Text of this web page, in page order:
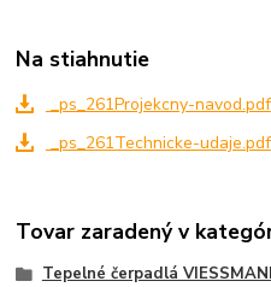
Na stiahnutie
_ps_261Projekcny-navod.pdf
_ps_261Technicke-udaje.pdf
Tovar zaradený v
Tepelné čerpadlá